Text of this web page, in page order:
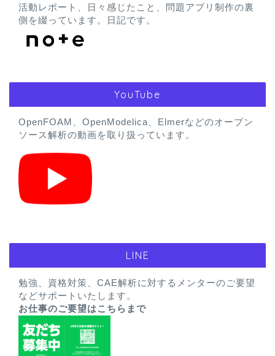
活動レポート、日々感じたこと、問題アプリ制作の裏
側を綴っています。日記です。
YouTube
OpenFOAM、OpenModelica、Elmerなどのオープン
ソース解析の動画を取り扱っています。
LINE
勉強、資格対策、CAE解析に対するメンターのご要望
などサポートいたします。
お仕事のご要望はこちらまで